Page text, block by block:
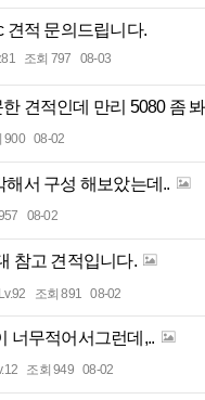
견적 문의드립니다.
조회 797 08-03
견적인데 만리 5080 좀
900 08-02
해서 구성 해보았는데..
08-02
참고 견적입니다.
Lv.92 조회 891 08-02
너무적어서그런데,..
조회 949 08-02